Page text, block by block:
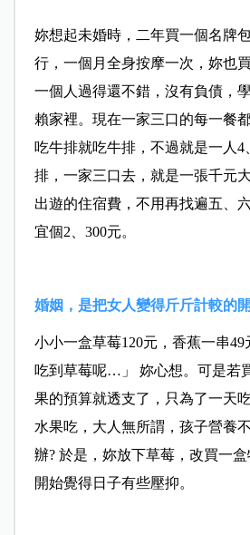
妳想起未婚時，二年買一個名牌
行，一個月全身按摩一次，妳也
一個人過得還不錯，沒有負債，
賴家裡。現在一家三口的每一餐
吃牛排就吃牛排，不過就是一人4
排，一家三口去，就是一張千元
出遊的住宿費，不用再找遍五、
宜個2、300元。
婚姻，是把女人變得斤斤計較的
小小一盒草莓120元，香蕉一串
吃到草莓呢…」 妳心想。可是若
果的預算就透支了，只為了一天
水果吃，大人無所謂，孩子營養
辦? 於是，妳放下草莓，改買一
開始覺得日子有些壓抑。